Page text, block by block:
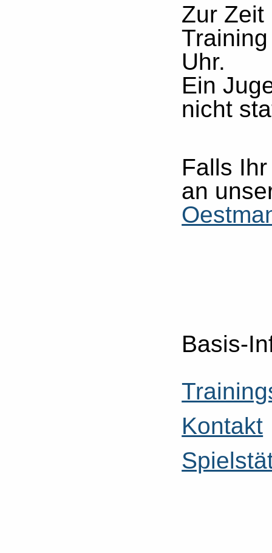
Zur Zeit
Uhr.
Ein
nicht
Falls
an
Basis-
Kontakt